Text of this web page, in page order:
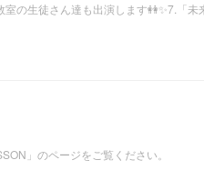
の生徒さん達も出演します👭✨7.「未
」のページをご覧ください。